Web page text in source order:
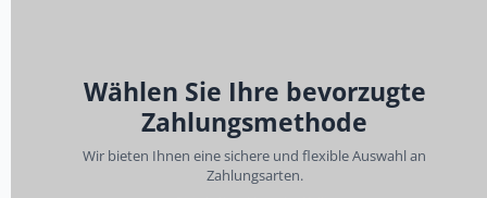
Wählen Sie Ihre bevorzugte
Zahlungsmethode
Wir bieten Ihnen eine sichere und flexible Auswahl an
Zahlungsarten.